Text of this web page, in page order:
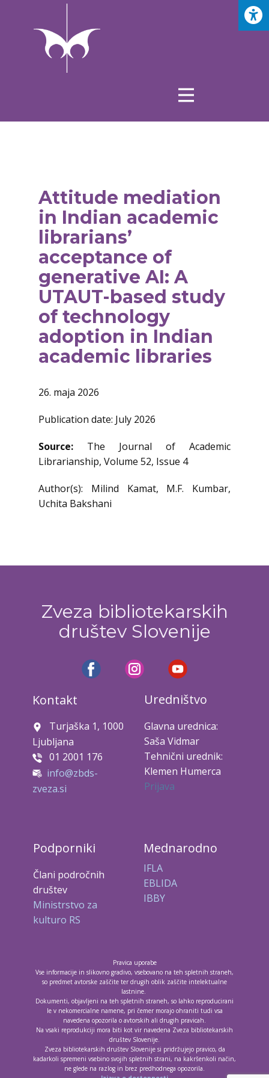
Attitude mediation
in Indian academic
librarians’
acceptance of
generative AI: A
UTAUT-based study
of technology
adoption in Indian
academic libraries
26. maja 2026
Publication date: July 2026
Source: The Journal of Academic
Librarianship, Volume 52, Issue 4
Author(s): Milind Kamat, M.F. Kumbar,
Uchita Bakshani
Zveza bibliotekarskih
društev Slovenije
Kontakt
Turjaška 1, 1000
Ljubljana
01 2001 176
info@zbds-
zveza.si
Uredništvo
Glavna urednica:
Saša Vidmar
Tehnični urednik:
Klemen Humerca
Prijava
Podporniki
Člani področnih
društev
Ministrstvo za
kulturo RS
Mednarodno
IFLA
EBLIDA
IBBY
Pravica uporabe
Vse informacije in slikovno gradivo, vsebovano na teh spletnih straneh,
so predmet avtorske zaščite ter drugih oblik zaščite intelektualne
lastnine.
Dokumenti, objavljeni na teh spletnih straneh, so lahko reproducirani
le v nekomercialne namene, pri čemer morajo ohraniti tudi vsa
navedena opozorila o avtorskih ali drugih pravicah.
Na vsaki reprodukciji mora biti kot vir navedena Zveza bibliotekarskih
društev Slovenije.
Zveza bibliotekarskih društev Slovenije si pridržujejo pravico, da
kadarkoli spremeni vsebino svojih spletnih strani, na kakršenkoli način,
ne glede na razlog in brez predhodnega opozorila.